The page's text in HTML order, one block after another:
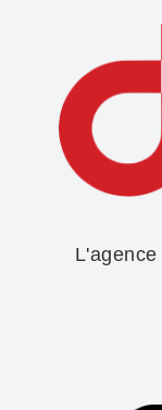
L'agence